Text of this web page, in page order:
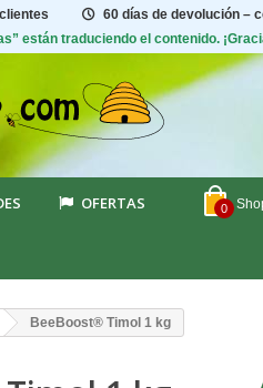
60 días de devolución –
están traduciendo el contenido.
0
OFERTAS
BeeBoost® Timol 1 kg